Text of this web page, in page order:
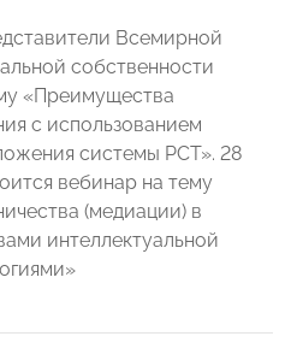
Всемирной
собственности
«Преимущества
с использованием
системы РСТ». 28
вебинар на тему
(медиации) в
интеллектуальной